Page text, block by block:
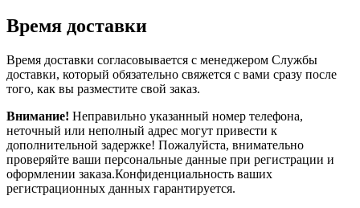
Время доставки
Время доставки согласовывается с менеджером Службы
доставки, который обязательно свяжется с вами сразу после
того, как вы разместите свой заказ.
Внимание! Неправильно указанный номер телефона,
неточный или неполный адрес могут привести к
дополнительной задержке! Пожалуйста, внимательно
проверяйте ваши персональные данные при регистрации и
оформлении заказа.Конфиденциальность ваших
регистрационных данных гарантируется.